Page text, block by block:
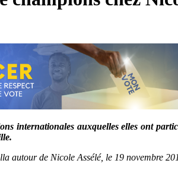
internationales auxquelles elles ont
autour de Nicole Assélé, le 19 novembre